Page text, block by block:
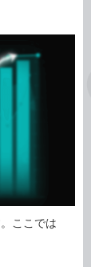
ここでは